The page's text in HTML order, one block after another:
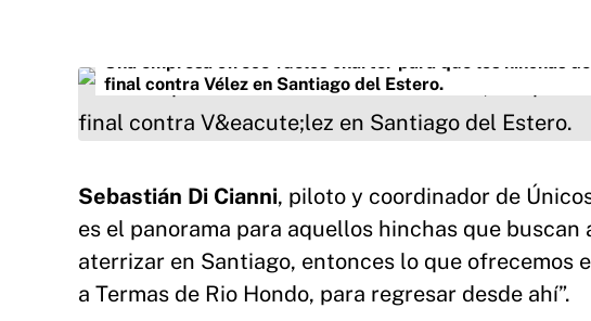
Una empresa ofrece vuelos chárter para que los hinchas
final contra Vélez en Santiago del Estero.
Sebastián Di Cianni, piloto y coordinador de
es el panorama para aquellos hinchas que
aterrizar en Santiago, entonces lo que ofrecemos
a Termas de Rio Hondo, para regresar desde ahí”.